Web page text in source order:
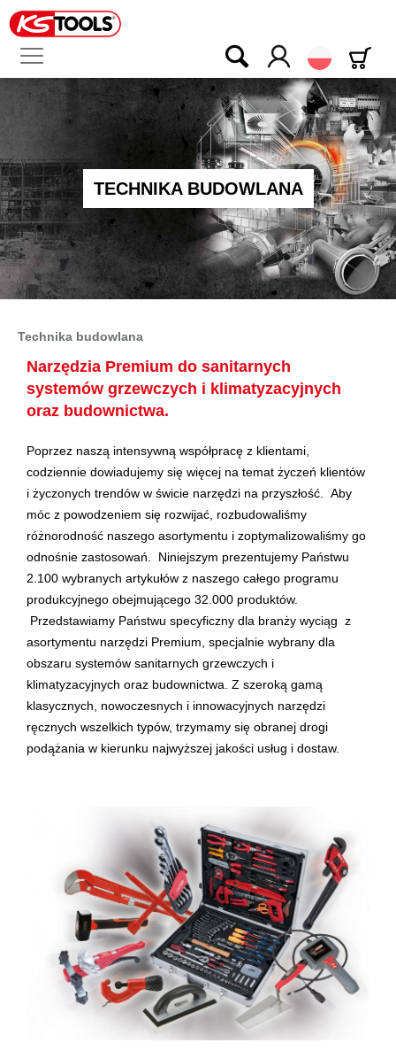
Polski
TECHNIKA BUDOWLANA
Technika budowlana
Narzędzia Premium do sanitarnych
systemów grzewczych i klimatyzacyjnych
oraz budownictwa.
Poprzez naszą intensywną współpracę z klientami,
codziennie dowiadujemy się więcej na temat życzeń klientów
i życzonych trendów w świcie narzędzi na przyszłość. Aby
móc z powodzeniem się rozwijać, rozbudowaliśmy
różnorodność naszego asortymentu i zoptymalizowaliśmy go
odnośnie zastosowań. Niniejszym prezentujemy Państwu
2.100 wybranych artykułów z naszego całego programu
produkcyjnego obejmującego 32.000 produktów.
Przedstawiamy Państwu specyficzny dla branży wyciąg z
asortymentu narzędzi Premium, specjalnie wybrany dla
obszaru systemów sanitarnych grzewczych i
klimatyzacyjnych oraz budownictwa. Z szeroką gamą
klasycznych, nowoczesnych i innowacyjnych narzędzi
ręcznych wszelkich typów, trzymamy się obranej drogi
podążania w kierunku najwyższej jakości usług i dostaw.